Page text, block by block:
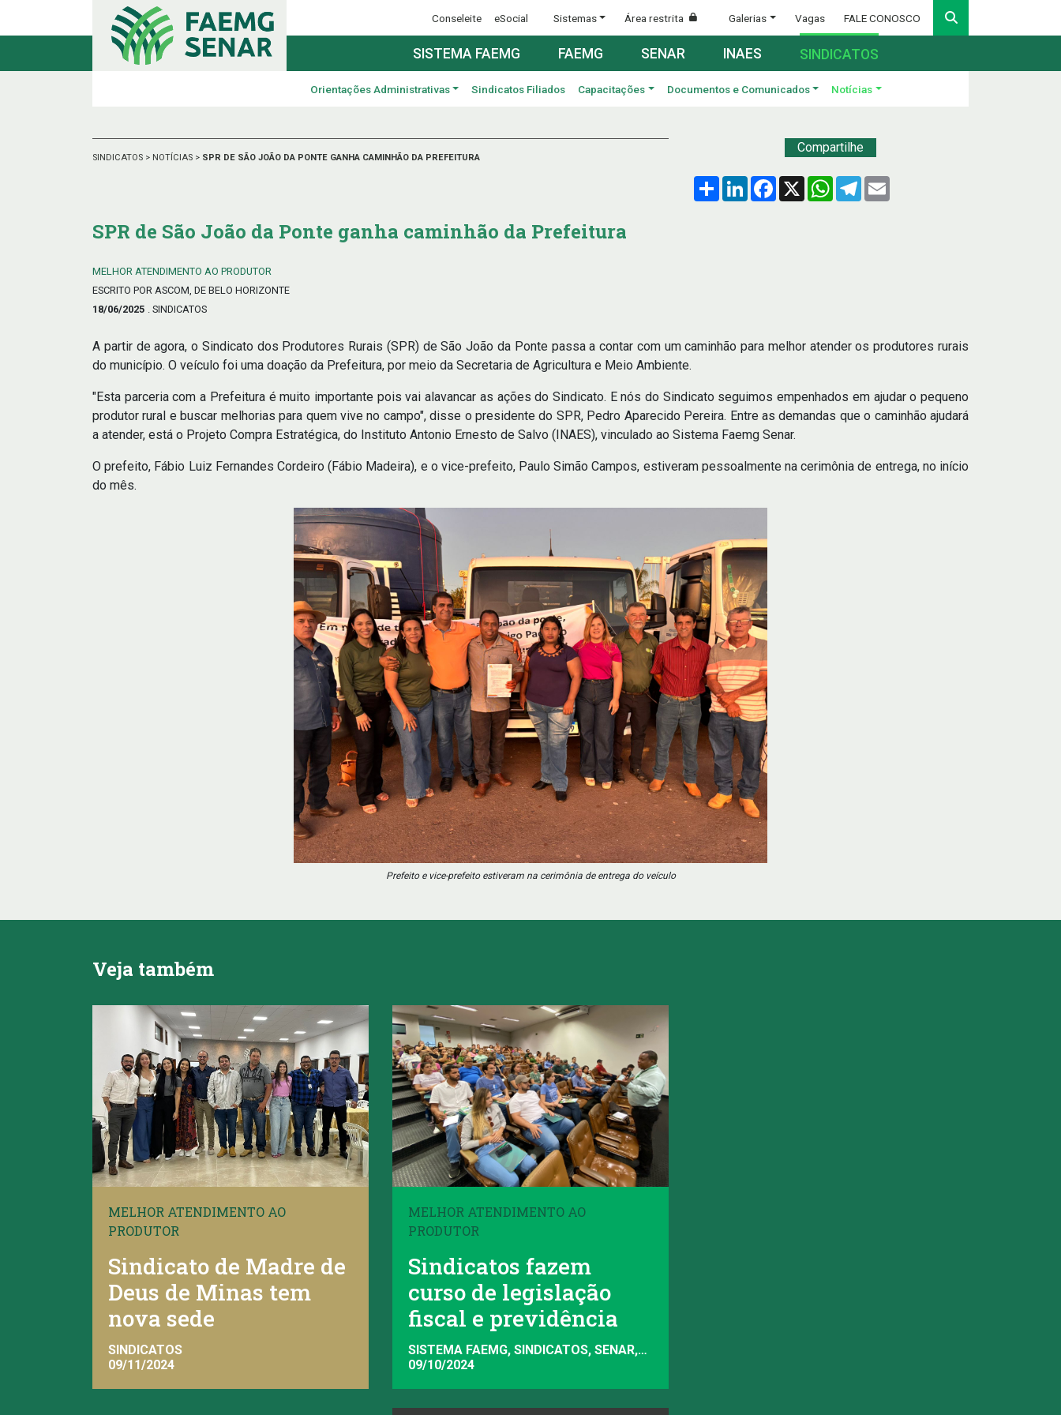
Conseleite eSocial Sistemas Área restrita Galerias Vagas FALE CONOSCO
SISTEMA FAEMG FAEMG SENAR INAES SINDICATOS
Orientações Administrativas Sindicatos Filiados Capacitações Documentos e Comunicados Notícias
SINDICATOS > NOTÍCIAS > SPR DE SÃO JOÃO DA PONTE GANHA CAMINHÃO DA PREFEITURA
Compartilhe
Compartilhar
LinkedInFacebook
X WhatsApp
Telegram
SPR de São João da Ponte ganha caminhão da Prefeitura
MELHOR ATENDIMENTO AO PRODUTOR
ESCRITO POR ASCOM, DE BELO HORIZONTE
18/06/2025 . SINDICATOS
A partir de agora, o Sindicato dos Produtores Rurais (SPR) de São João da Ponte passa a contar com um caminhão para melhor atender os produtores rurais
do município. O veículo foi uma doação da Prefeitura, por meio da Secretaria de Agricultura e Meio Ambiente.
"Esta parceria com a Prefeitura é muito importante pois vai alavancar as ações do Sindicato. E nós do Sindicato seguimos empenhados em ajudar o pequeno
produtor rural e buscar melhorias para quem vive no campo", disse o presidente do SPR, Pedro Aparecido Pereira. Entre as demandas que o caminhão ajudará
a atender, está o Projeto Compra Estratégica, do Instituto Antonio Ernesto de Salvo (INAES), vinculado ao Sistema Faemg Senar.
O prefeito, Fábio Luiz Fernandes Cordeiro (Fábio Madeira), e o vice-prefeito, Paulo Simão Campos, estiveram pessoalmente na cerimônia de entrega, no início
do mês.
Prefeito e vice-prefeito estiveram na cerimônia de entrega do veículo
Veja também
MELHOR ATENDIMENTO AO
PRODUTOR
Sindicato de Madre de
Deus de Minas tem
nova sede
SINDICATOS
09/11/2024
MELHOR ATENDIMENTO AO
PRODUTOR
Sindicatos fazem
curso de legislação
fiscal e previdência
SISTEMA FAEMG, SINDICATOS, SENAR,
FAEMG
09/10/2024